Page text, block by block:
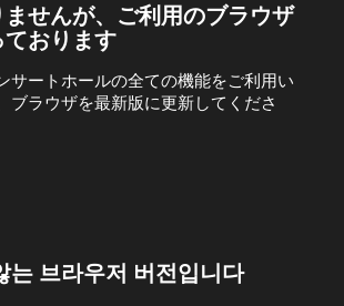
せんが、ご利用のブラウザ
おります
サートホールの全ての機能をご利用い
ブラウザを最新版に更新してくださ
는 브라우저 버전입니다